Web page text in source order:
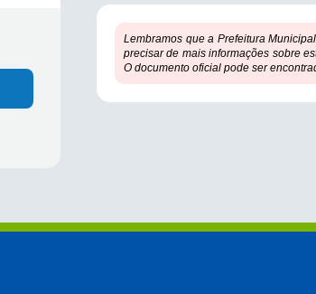
Lembramos que a Prefeitura
precisar de mais informações sobre
O documento oficial pode ser